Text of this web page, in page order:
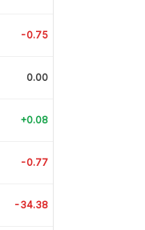
-0.75
0.00
+0.08
-0.77
-34.38